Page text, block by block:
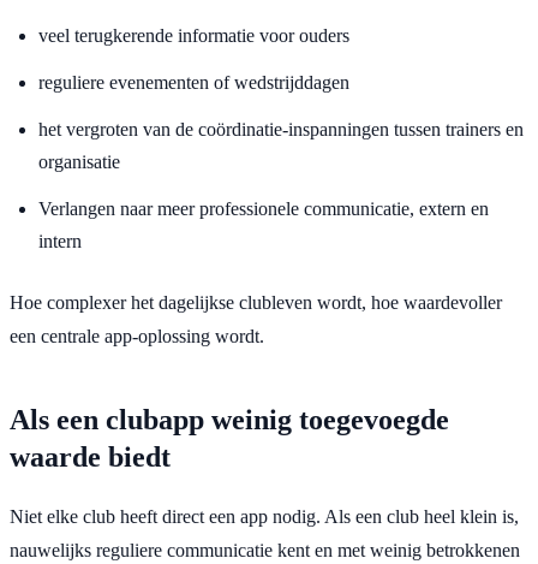
veel terugkerende informatie voor ouders
reguliere evenementen of wedstrijddagen
het vergroten van de coördinatie-inspanningen tussen trainers en
organisatie
Verlangen naar meer professionele communicatie, extern en
intern
Hoe complexer het dagelijkse clubleven wordt, hoe waardevoller
een centrale app-oplossing wordt.
Als een clubapp weinig toegevoegde
waarde biedt
Niet elke club heeft direct een app nodig. Als een club heel klein is,
nauwelijks reguliere communicatie kent en met weinig betrokkenen